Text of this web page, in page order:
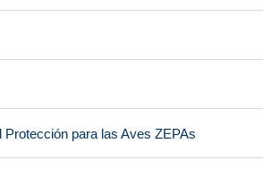
Protección para las Aves ZEPAs